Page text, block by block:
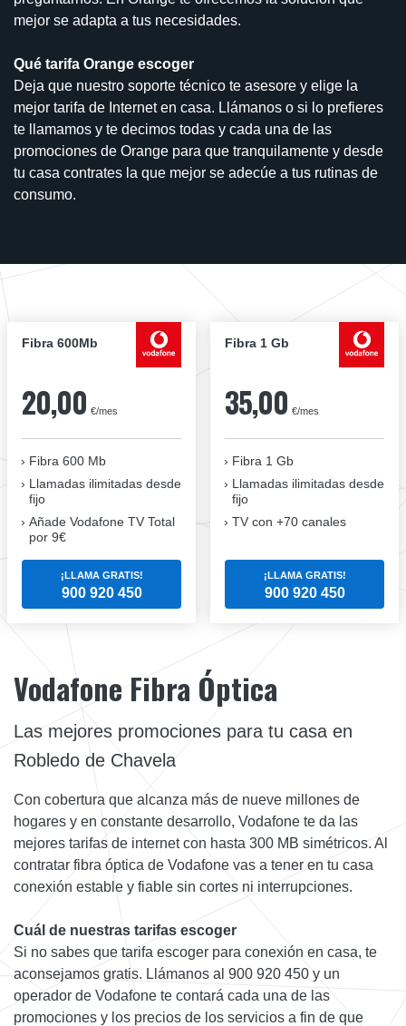
mejor se adapta a tus necesidades.
Qué tarifa Orange escoger
Deja que nuestro soporte técnico te asesore y elige la
mejor tarifa de Internet en casa. Llámanos o si lo prefieres
te llamamos y te decimos todas y cada una de las
promociones de Orange para que tranquilamente y desde
tu casa contrates la que mejor se adecúe a tus rutinas de
consumo.
Fibra 600Mb
20,00 €/mes
Fibra 600 Mb
Llamadas ilimitadas desde
fijo
Añade Vodafone TV Total
por 9€
¡LLAMA GRATIS!
900 920 450
Fibra 1 Gb
35,00 €/mes
Fibra 1 Gb
Llamadas ilimitadas desde
fijo
TV con +70 canales
¡LLAMA GRATIS!
900 920 450
Vodafone Fibra Óptica
Las mejores promociones para tu casa en
Robledo de Chavela
Con cobertura que alcanza más de nueve millones de
hogares y en constante desarrollo, Vodafone te da las
mejores tarifas de internet con hasta 300 MB simétricos. Al
contratar fibra óptica de Vodafone vas a tener en tu casa
conexión estable y fiable sin cortes ni interrupciones.
Cuál de nuestras tarifas escoger
Si no sabes que tarifa escoger para conexión en casa, te
aconsejamos gratis. Llámanos al 900 920 450 y un
operador de Vodafone te contará cada una de las
promociones y los precios de los servicios a fin de que